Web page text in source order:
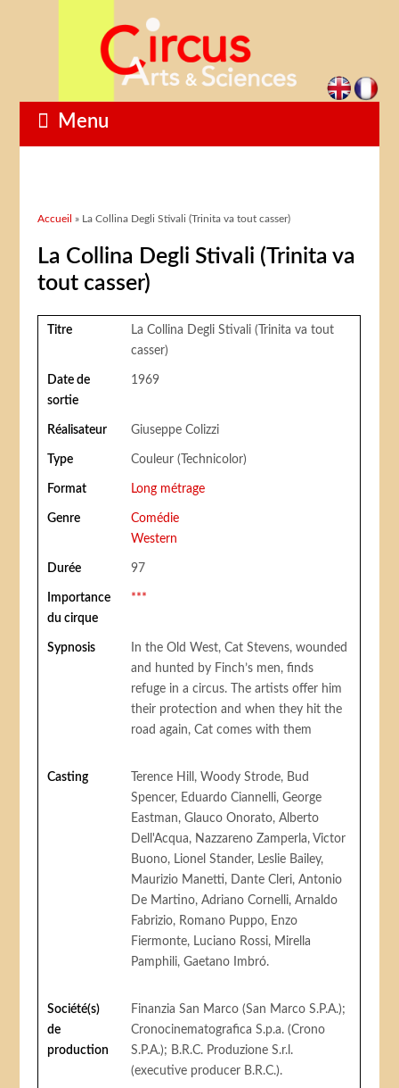
Menu
Vous êtes ici
Accueil » La Collina Degli Stivali (Trinita va tout casser)
La Collina Degli Stivali (Trinita va
tout casser)
Titre
La Collina Degli Stivali (Trinita va tout
casser)
Date de
sortie
1969
Réalisateur Giuseppe Colizzi
Type Couleur (Technicolor)
Format Long métrage
Genre
Comédie
Western
Durée 97
Importance
du cirque
***
Sypnosis
In the Old West, Cat Stevens, wounded
and hunted by Finch’s men, finds
refuge in a circus. The artists offer him
their protection and when they hit the
road again, Cat comes with them
Casting
Terence Hill, Woody Strode, Bud
Spencer, Eduardo Ciannelli, George
Eastman, Glauco Onorato, Alberto
Dell'Acqua, Nazzareno Zamperla, Victor
Buono, Lionel Stander, Leslie Bailey,
Maurizio Manetti, Dante Cleri, Antonio
De Martino, Adriano Cornelli, Arnaldo
Fabrizio, Romano Puppo, Enzo
Fiermonte, Luciano Rossi, Mirella
Pamphili, Gaetano Imbró.
Société(s)
de
production
Finanzia San Marco (San Marco S.P.A.);
Cronocinematografica S.p.a. (Crono
S.P.A.); B.R.C. Produzione S.r.l.
(executive producer B.R.C.).